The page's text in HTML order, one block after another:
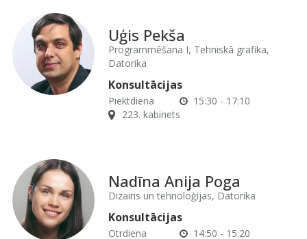
Uģis Pekša
Programmēšana I, Tehniskā grafika,
Datorika
Konsultācijas
Piektdiena
15:30 - 17:10
223. kabinets
Nadīna Anija Poga
Dizains un tehnoloģijas, Datorika
Konsultācijas
Otrdiena 14:50 - 15:20